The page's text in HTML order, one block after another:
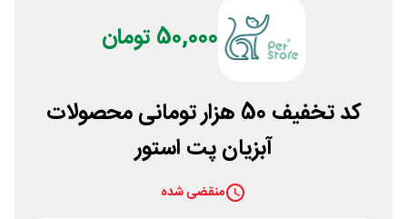
50,000 تومان
کد تخفیف 50 هزار تومانی محصولات
آبزیان پت استور
منقضی شده